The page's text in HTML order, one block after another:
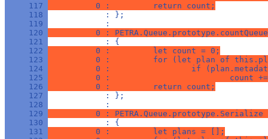
     117
          0 :         return count;
     118
            : };
     119
            :
     120
0 :
     121
            : {
     122
          0 :         let count = 0;
     123
0 :         for (let plan of
     124
0 :                 if
     125
0 :                         count
     126
          0 :         return count;
     127
            : };
     128
            :
     129
0 : PETRA.Queue.prototype.Serialize
     130
            : {
     131
          0 :         let plans = [];